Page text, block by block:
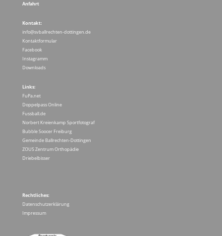
Anfahrt
Kontakt:
info@svballrechten-dottingen.de
Kontaktformular
Facebook
Instagramm
Downloads
Links:
FuPa.net
Doppelpass Online
Fussball.de
Norbert Kreienkamp Sportfotograf
Bubble Soocer Freiburg
Gemeinde Ballrechten-Dottingen
ZOUS Zentrum Orthopädie
Driebelbisser
Rechtliches:
Datenschutzerklärung
Impressum